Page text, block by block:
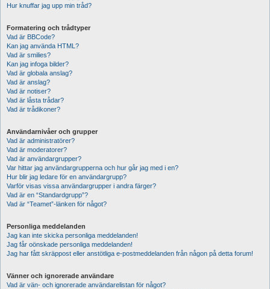
Hur knuffar jag upp min tråd?
Formatering och trådtyper
Vad är BBCode?
Kan jag använda HTML?
Vad är smilies?
Kan jag infoga bilder?
Vad är globala anslag?
Vad är anslag?
Vad är notiser?
Vad är låsta trådar?
Vad är trådikoner?
Användarnivåer och grupper
Vad är administratörer?
Vad är moderatorer?
Vad är användargrupper?
Var hittar jag användargrupperna och hur går jag med i en?
Hur blir jag ledare för en användargrupp?
Varför visas vissa användargrupper i andra färger?
Vad är en “Standardgrupp”?
Vad är “Teamet”-länken för något?
Personliga meddelanden
Jag kan inte skicka personliga meddelanden!
Jag får oönskade personliga meddelanden!
Jag har fått skräppost eller anstötliga e-postmeddelanden från någon på detta forum!
Vänner och ignorerade användare
Vad är vän- och ignorerade användarelistan för något?